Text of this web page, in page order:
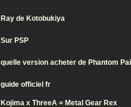
Ray de Kotobukiya
Sur PSP
quelle version acheter de Phantom
guide officiel fr
Kojima x ThreeA = Metal Gear Rex